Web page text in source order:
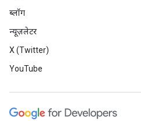
ब्लॉग
न्यूज़लेटर
X (Twitter)
YouTube